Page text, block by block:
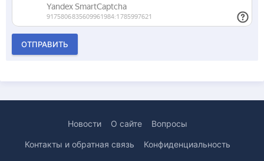
ОТПРАВИТЬ
Новости О сайте Вопросы
Контакты и обратная связь Конфиденциальность